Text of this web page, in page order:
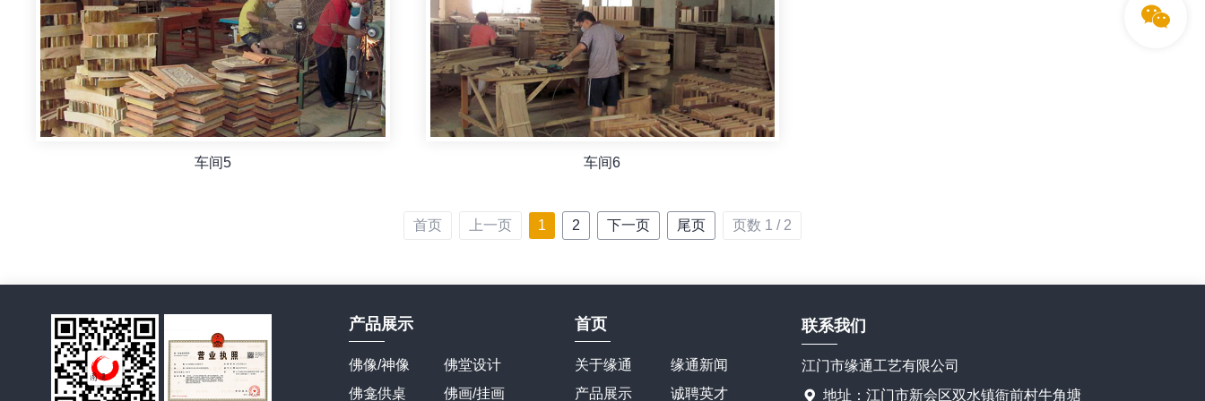
车间5 车间6
首页 上一页 1 2 下一页 尾页 页数 1 / 2
产品展示
佛像/神像
佛龛供桌
佛堂设计
佛画/挂画
首页
关于缘通
产品展示
缘通新闻
诚聘英才
联系我们
江门市缘通工艺有限公司
地址：江门市新会区双水镇衙前村牛角塘